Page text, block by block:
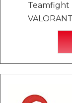
Teamfight
VALORANT